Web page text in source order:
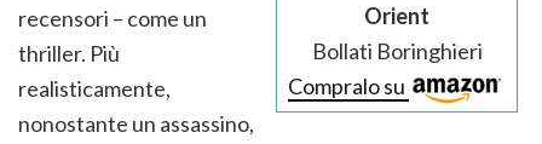
Orient
Bollati Boringhieri
Compralo su
recensori – come un
thriller. Più
realisticamente,
nonostante un assassino,